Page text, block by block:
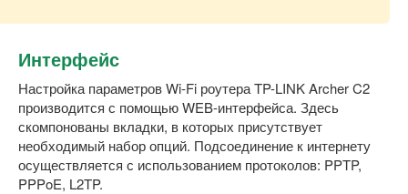
Интерфейс
Настройка параметров Wi-Fi роутера TP-LINK Archer C2
производится с помощью WEB-интерфейса. Здесь
скомпонованы вкладки, в которых присутствует
необходимый набор опций. Подсоединение к интернету
осуществляется с использованием протоколов: PPTP,
PPPoE, L2TP.